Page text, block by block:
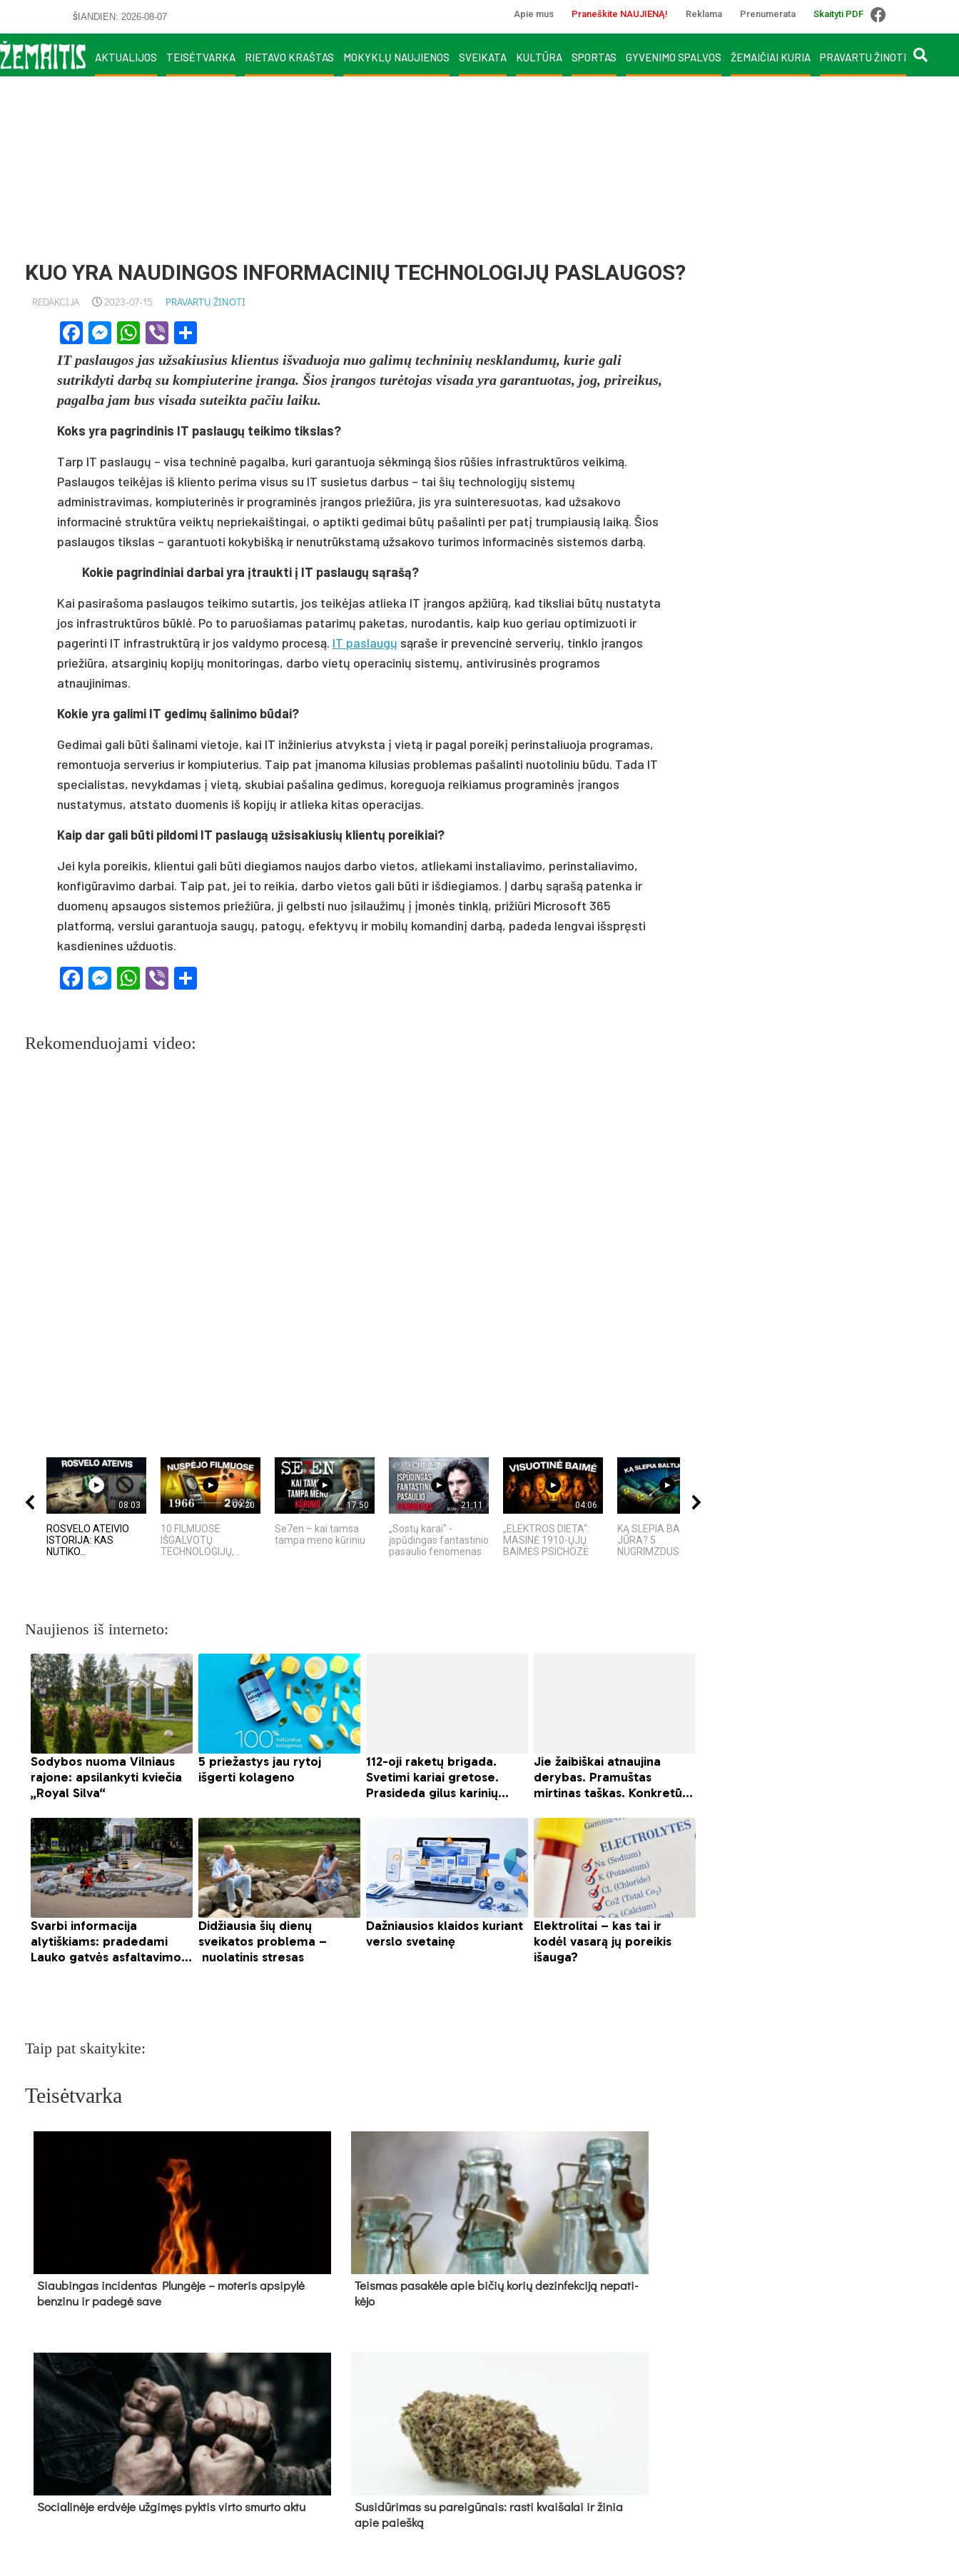
ŠIANDIEN: 2026-08-07 Apie mus Praneškite NAUJIENĄ! Reklama Prenumerata Skaityti PDF
AKTUALIJOS TEISĖTVARKA RIETAVO KRAŠTAS MOKYKLŲ NAUJIENOS SVEIKATA KULTŪRA SPORTAS GYVENIMO SPALVOS ŽEMAIČIAI KURIA PRAVARTU ŽINOTI
KUO YRA NAUDINGOS INFORMACINIŲ TECHNOLOGIJŲ PASLAUGOS?
REDAKCIJA 2023-07-15 PRAVARTU ŽINOTI
Facebook
Messenger
WhatsApp
Viber
IT paslaugos jas užsakiusius klientus išvaduoja nuo galimų techninių nesklandumų, kurie gali
sutrikdyti darbą su kompiuterine įranga. Šios įrangos turėtojas visada yra garantuotas, jog, prireikus,
pagalba jam bus visada suteikta pačiu laiku.
Koks yra pagrindinis IT paslaugų teikimo tikslas?
Tarp IT paslaugų – visa techninė pagalba, kuri garantuoja sėkmingą šios rūšies infrastruktūros veikimą.
Paslaugos teikėjas iš kliento perima visus su IT susietus darbus – tai šių technologijų sistemų
administravimas, kompiuterinės ir programinės įrangos priežiūra, jis yra suinteresuotas, kad užsakovo
informacinė struktūra veiktų nepriekaištingai, o aptikti gedimai būtų pašalinti per patį trumpiausią laiką. Šios
paslaugos tikslas – garantuoti kokybišką ir nenutrūkstamą užsakovo turimos informacinės sistemos darbą.
Kokie pagrindiniai darbai yra įtraukti į IT paslaugų sąrašą?
Kai pasirašoma paslaugos teikimo sutartis, jos teikėjas atlieka IT įrangos apžiūrą, kad tiksliai būtų nustatyta
jos infrastruktūros būklė. Po to paruošiamas patarimų paketas, nurodantis, kaip kuo geriau optimizuoti ir
pagerinti IT infrastruktūrą ir jos valdymo procesą. IT paslaugų sąraše ir prevencinė serverių, tinklo įrangos
priežiūra, atsarginių kopijų monitoringas, darbo vietų operacinių sistemų, antivirusinės programos
atnaujinimas.
Kokie yra galimi IT gedimų šalinimo būdai?
Gedimai gali būti šalinami vietoje, kai IT inžinierius atvyksta į vietą ir pagal poreikį perinstaliuoja programas,
remontuoja serverius ir kompiuterius. Taip pat įmanoma kilusias problemas pašalinti nuotoliniu būdu. Tada IT
specialistas, nevykdamas į vietą, skubiai pašalina gedimus, koreguoja reikiamus programinės įrangos
nustatymus, atstato duomenis iš kopijų ir atlieka kitas operacijas.
Kaip dar gali būti pildomi IT paslaugą užsisakiusių klientų poreikiai?
Jei kyla poreikis, klientui gali būti diegiamos naujos darbo vietos, atliekami instaliavimo, perinstaliavimo,
konfigūravimo darbai. Taip pat, jei to reikia, darbo vietos gali būti ir išdiegiamos. Į darbų sąrašą patenka ir
duomenų apsaugos sistemos priežiūra, ji gelbsti nuo įsilaužimų į įmonės tinklą, prižiūri Microsoft 365
platformą, verslui garantuoja saugų, patogų, efektyvų ir mobilų komandinį darbą, padeda lengvai išspręsti
kasdienines užduotis.
Facebook
Messenger
WhatsApp
Viber
Rekomenduojami video:
08:03
ROSVELO ATEIVIO
ISTORIJA: KAS
NUTIKO...
09:20
10 FILMUOSE
IŠGALVOTŲ
TECHNOLOGIJŲ,...
17:50
Se7en – kai tamsa
tampa meno kūriniu
21:11
„Sostų karai" -
įspūdingas fantastinio
pasaulio fenomenas
04:06
„ELEKTROS DIETA“:
MASINĖ 1910-ŲJŲ
BAIMĖS PSICHOZĖ
06:39
KĄ SLEPIA BALTIJOS
JŪRA? 5
NUGRIMZDUSIOS...
Naujienos iš interneto:
Taip pat skaitykite:
Teisėtvarka
Siau­bin­gas in­ci­den­tas Plun­gė­je – mo­te­ris ap­si­py­lė
ben­zi­nu ir pa­de­gė sa­ve
Teis­mas pa­sa­kė­le apie bi­čių ko­rių de­zin­fek­ci­ją ne­pa­ti­
kė­jo
So­cia­li­nė­je erd­vė­je už­gi­męs pyk­tis vir­to smur­to ak­tu
Su­si­dū­ri­mas su pa­rei­gū­nais: ras­ti kvai­ša­lai ir ži­nia
apie paieš­ką